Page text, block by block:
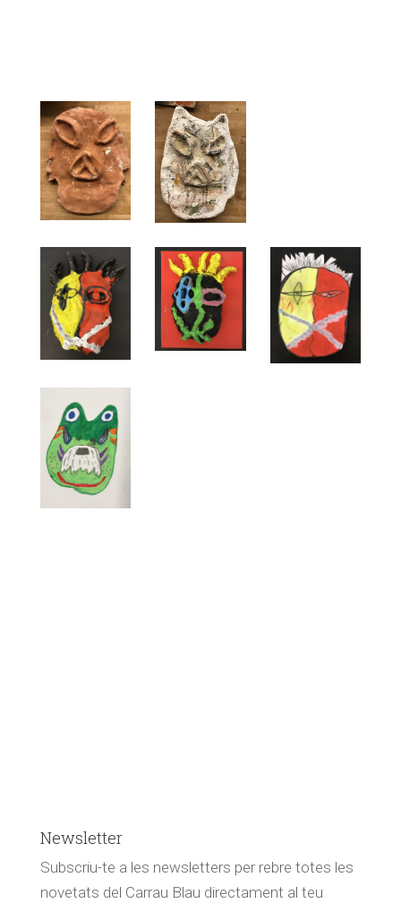
Newsletter
Subscriu-te a les newsletters per rebre totes les
novetats del Carrau Blau directament al teu